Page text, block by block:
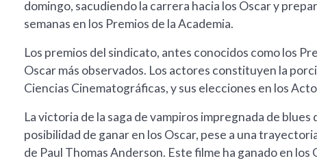
domingo, sacudiendo la carrera hacia los Oscar y
semanas en los Premios de la Academia.
Los premios del sindicato, antes conocidos como los
Oscar más observados. Los actores constituyen la
Ciencias Cinematográficas, y sus elecciones en los
La victoria de la saga de vampiros impregnada de
posibilidad de ganar en los Oscar, pese a una
de Paul Thomas Anderson. Este filme ha ganado en